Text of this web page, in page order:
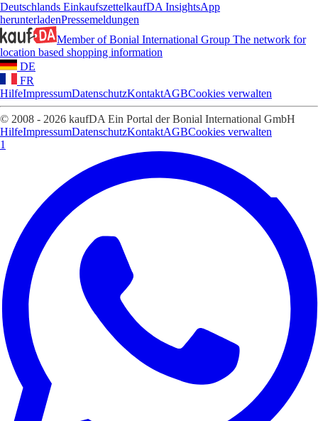
Deutschlands EinkaufszettelkaufDA InsightsApp
herunterladenPressemeldungen
Member of Bonial International Group The network for
location based shopping information
DE
FR
HilfeImpressumDatenschutzKontaktAGBCookies verwalten
© 2008 - 2026 kaufDA Ein Portal der Bonial International GmbH
HilfeImpressumDatenschutzKontaktAGBCookies verwalten
1